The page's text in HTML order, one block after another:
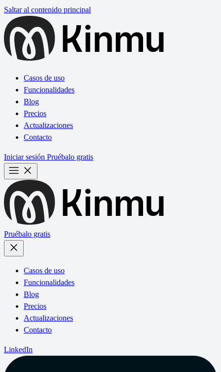
Saltar al contenido principal
Casos de uso
Funcionalidades
Blog
Precios
Actualizaciones
Contacto
Iniciar sesión Pruébalo gratis
Pruébalo gratis
Casos de uso
Funcionalidades
Blog
Precios
Actualizaciones
Contacto
LinkedIn